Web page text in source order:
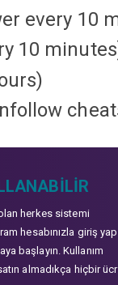
every 10
10
herkes sistemi
hesabınızla giriş
başlayın. Kullanım
almadıkça hiçbir